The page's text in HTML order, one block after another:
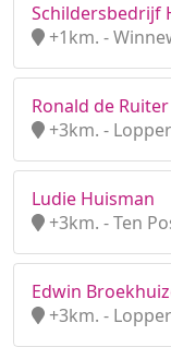
Schildersbedrijf
+1km. -
Ronald de
+3km. -
Ludie Huisman
+3km. - Ten
Edwin
+3km. -